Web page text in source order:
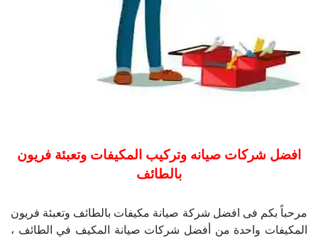
افضل شركات صيانه وتركيب المكيفات وتعبئة فريون
بالطائف
مرحباً بكم فى افضل شركة صيانة مكيفات بالطائف وتعبئة فريون
المكيفات واحدة من أفضل شركات صيانة المكيف في الطائف ،